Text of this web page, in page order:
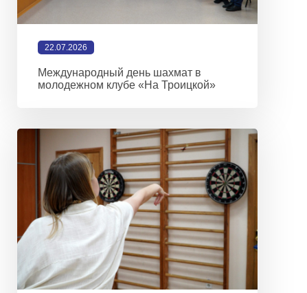
22.07.2026
Международный день шахмат в
молодежном клубе «На Троицкой»